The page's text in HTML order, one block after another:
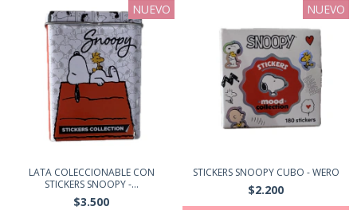
NUEVO
LATA COLECCIONABLE CON
STICKERS SNOOPY -...
$3.500
NUEVO
STICKERS SNOOPY CUBO - WERO
$2.200